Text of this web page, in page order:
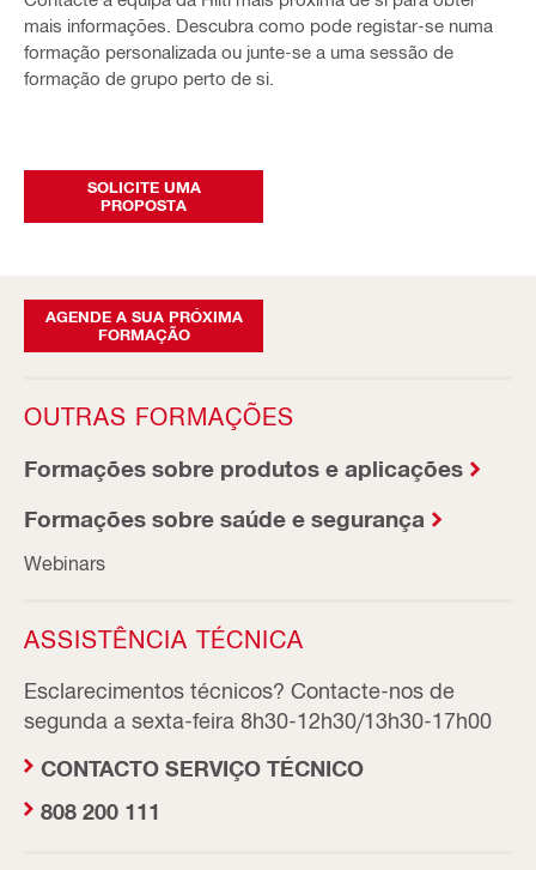
mais informações. Descubra como pode registar-se numa
formação personalizada ou junte-se a uma sessão de
formação de grupo perto de si.
SOLICITE UMA
PROPOSTA
AGENDE A SUA PRÓXIMA
FORMAÇÃO
OUTRAS FORMAÇÕES
Formações sobre produtos e aplicações
Formações sobre saúde e segurança
Webinars
ASSISTÊNCIA TÉCNICA
Esclarecimentos técnicos? Contacte-nos de
segunda a sexta-feira 8h30-12h30/13h30-17h00
CONTACTO SERVIÇO TÉCNICO
808 200 111